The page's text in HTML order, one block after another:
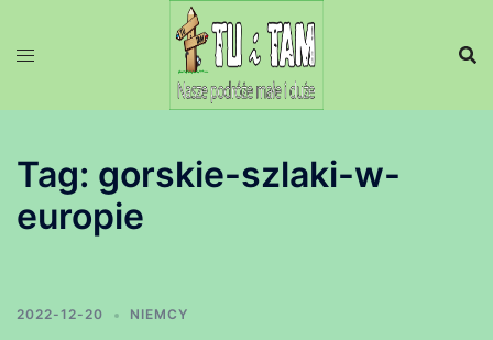
Tag: gorskie-szlaki-w-
europie
2022-12-20 NIEMCY